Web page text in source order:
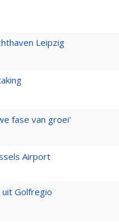
Leipzig
fase van groei'
Airport
Golfregio